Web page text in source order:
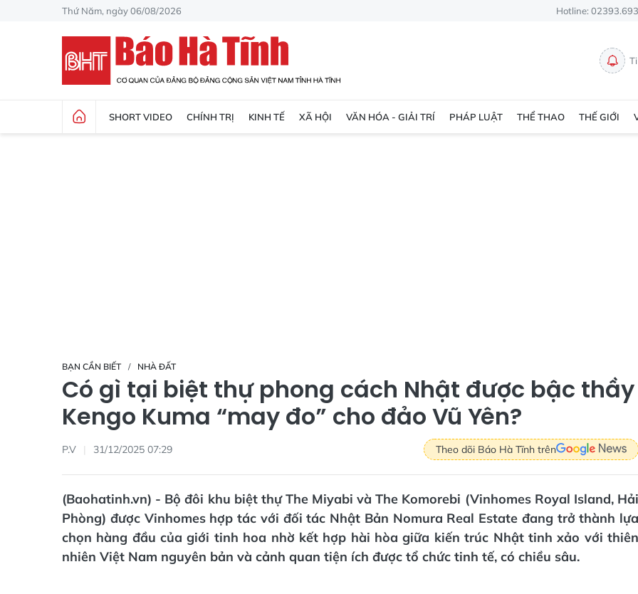
Thứ Năm, ngày 06/08/2026 Hotline:
SHORT VIDEO CHÍNH TRỊ KINH TẾ XÃ HỘI VĂN HÓA - GIẢI TRÍ PHÁP LUẬT THỂ THAO THẾ GIỚI
BẠN CẦN BIẾT NHÀ ĐẤT
Có gì tại biệt thự phong cách Nhật được bậc thầy
Kengo Kuma “may đo” cho đảo Vũ Yên?
P.V 31/12/2025 07:29 Theo dõi Báo Hà Tĩnh trên
(Baohatinh.vn) - Bộ đôi khu biệt thự The Miyabi và The Komorebi (Vinhomes Royal Island, Hải
Phòng) được Vinhomes hợp tác với đối tác Nhật Bản Nomura Real Estate đang trở thành lựa
chọn hàng đầu của giới tinh hoa nhờ kết hợp hài hòa giữa kiến trúc Nhật tinh xảo với thiên
nhiên Việt Nam nguyên bản và cảnh quan tiện ích được tổ chức tinh tế, có chiều sâu.